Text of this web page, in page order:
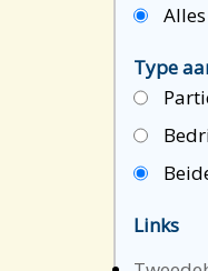
Alles
Type
Links